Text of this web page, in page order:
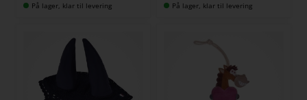
På lager, klar til levering På lager, klar til levering